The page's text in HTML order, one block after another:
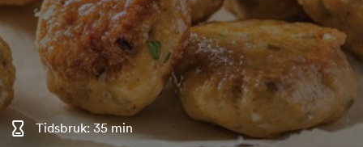
Tidsbruk: 35 min